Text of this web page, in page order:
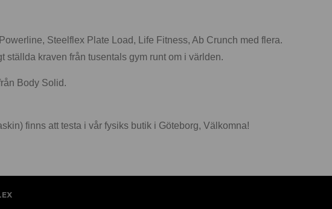
Steelflex Plate Load, Life Fitness, Ab Crunch med flera.
kraven från tusentals gym runt om i världen.
Body Solid.
finns att testa i vår fysiks butik i Göteborg, Välkomna!